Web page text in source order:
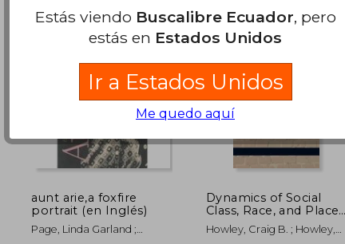
$ 35.14 dcto. $ 170.03 dcto.
aunt arie,a foxfire
portrait (en Inglés)
Page, Linda Garland ;
Dynamics of Social
Class, Race, and Place
in Rural Education (Hc)
(en Inglés)
Howley, Craig B. ; Howley,
Estás viendo Buscalibre Ecuador, pero
estás en Estados Unidos
Ir a Estados Unidos
Me quedo aquí